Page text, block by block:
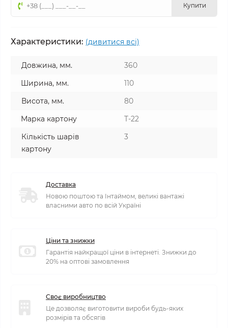
Купити
Характеристики: (дивитися всі)
Довжина, мм.
360
Ширина, мм.
110
Висота, мм.
80
Марка картону
T-22
Кількість шарів
картону
3
Доставка
Новою поштою та Інтаймом, великі вантажі
власними авто по всій Україні
Ціни та знижки
Гарантія найкращої ціни в інтернеті. Знижки до
20% на оптові замовлення
Своє виробництво
Це дозволяє виготовити вироби будь-яких
розмірів та обсягів